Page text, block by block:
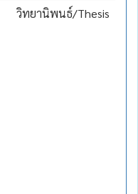
วิทยานิพนธ์/Thesis